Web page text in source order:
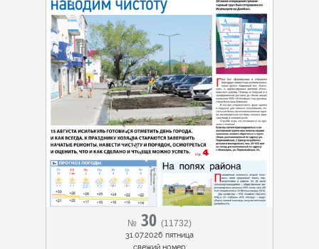
№ 30 (11732)
31.07.2026 пятница